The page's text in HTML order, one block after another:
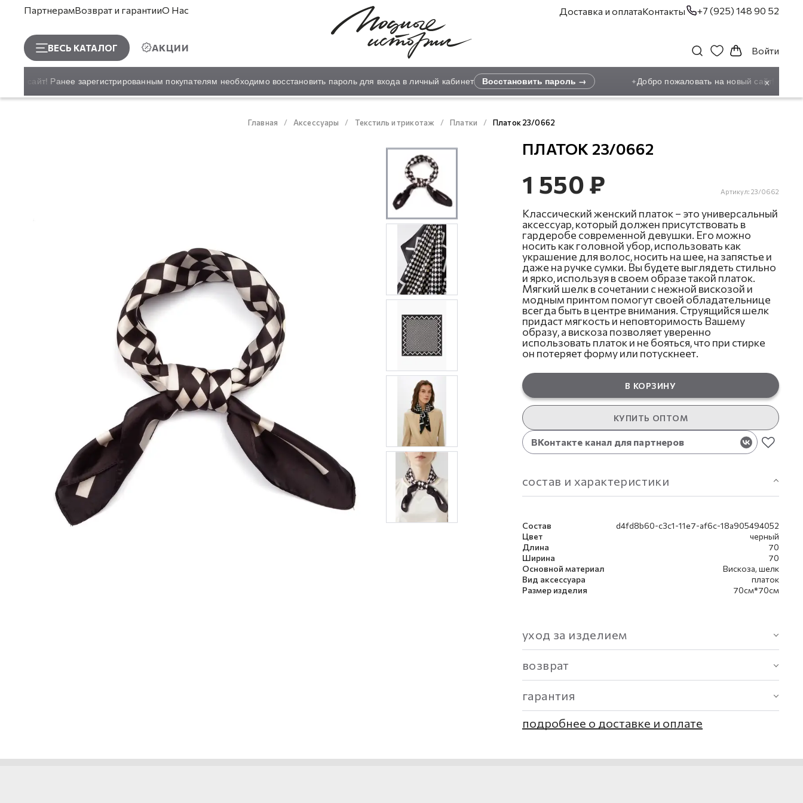
ПартнерамВозврат и гарантииО Нас
ВЕСЬ КАТАЛОГ АКЦИИ
Доставка и оплатаКонтакты +7 (925) 148 90 52
Войти
сайт! Ранее зарегистрированным покупателям необходимо восстановить пароль для входа в личный кабинет Восстановить пароль → Добро пожаловать на новый сайт! Ранее
×
Главная Аксессуары Текстиль и трикотаж Платки Платок 23/0662
ПЛАТОК 23/0662
1 550 ₽ Артикул: 23/0662
Классический женский платок – это универсальный
аксессуар, который должен присутствовать в
гардеробе современной девушки. Его можно
носить как головной убор, использовать как
украшение для волос, носить на шее, на запястье и
даже на ручке сумки. Вы будете выглядеть стильно
и ярко, используя в своем образе такой платок.
Мягкий шелк в сочетании с нежной вискозой и
модным принтом помогут своей обладательнице
всегда быть в центре внимания. Струящийся шелк
придаст мягкость и неповторимость Вашему
образу, а вискоза позволяет уверенно
использовать платок и не бояться, что при стирке
он потеряет форму или потускнеет.
В КОРЗИНУ
КУПИТЬ ОПТОМ
ВКонтакте канал для партнеров
состав и характеристики
Состав
d4fd8b60-c3c1-11e7-af6c-18a905494052
Цвет
черный
Длина
70
Ширина
70
Основной материал
Вискоза, шелк
Вид аксессуара
платок
Размер изделия
70см*70см
уход за изделием
возврат
гарантия
подробнее о доставке и оплате